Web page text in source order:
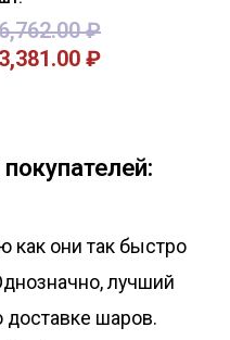
₽
3,381.00 ₽
как они так быстро
лучший
доставке шаров.